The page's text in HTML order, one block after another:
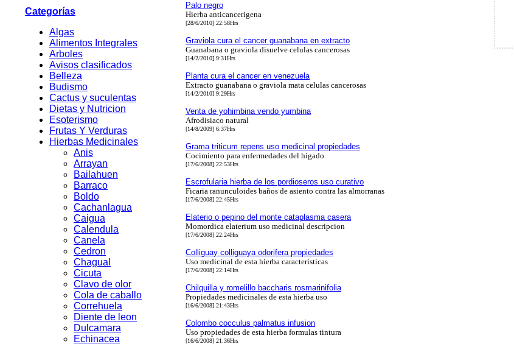
Categorías
Algas
Alimentos Integrales
Arboles
Avisos clasificados
Belleza
Budismo
Cactus y suculentas
Dietas y Nutricion
Esoterismo
Frutas Y Verduras
Hierbas Medicinales
Anis
Arrayan
Bailahuen
Barraco
Boldo
Cachanlagua
Caigua
Calendula
Canela
Cedron
Chagual
Cicuta
Clavo de olor
Cola de caballo
Correhuela
Diente de leon
Dulcamara
Echinacea
Palo negro
Hierba anticancerigena
[28/6/2010] 22:58Hrs
Graviola cura el cancer guanabana en extracto
Guanabana o graviola disuelve celulas cancerosas
[14/2/2010] 9:31Hrs
Planta cura el cancer en venezuela
Extracto guanabana o graviola mata celulas cancerosas
[14/2/2010] 9:29Hrs
Venta de yohimbina vendo yumbina
Afrodisiaco natural
[14/8/2009] 6:37Hrs
Grama triticum repens uso medicinal propiedades
Cocimiento para enfermedades del hígado
[17/6/2008] 22:53Hrs
Escrofularia hierba de los pordioseros uso curativo
Ficaria ranunculoides baños de asiento contra las almorranas
[17/6/2008] 22:45Hrs
Elaterio o pepino del monte cataplasma casera
Momordica elaterium uso medicinal descripcion
[17/6/2008] 22:24Hrs
Colliguay colliguaya odorifera propiedades
Uso medicinal de esta hierba características
[17/6/2008] 22:14Hrs
Chilquilla y romelillo baccharis rosmarinifolia
Propiedades medicinales de esta hierba uso
[16/6/2008] 21:43Hrs
Colombo cocculus palmatus infusion
Uso propiedades de esta hierba formulas tintura
[16/6/2008] 21:36Hrs